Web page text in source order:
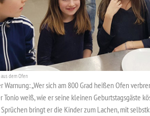
dem Ofen
Warnung: „Wer sich am 800 Grad heißen Ofen
Tonio weiß, wie er seine kleinen Geburtstagsgäste
bringt er die Kinder zum Lachen, mit